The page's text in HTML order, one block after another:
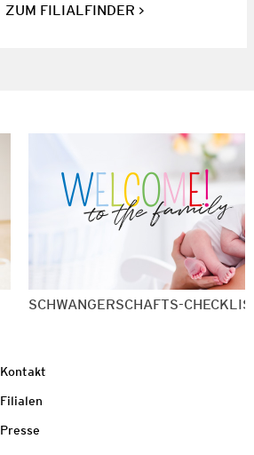
ZUM FILIALFINDER
SCHWANGERSCHAFTS-
Kontakt
Filialen
Presse